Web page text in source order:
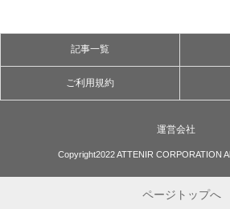
記事一覧
ご利用規約
運営会社
Copyright2022 ATTENIR CORPORATION
ページトップへ